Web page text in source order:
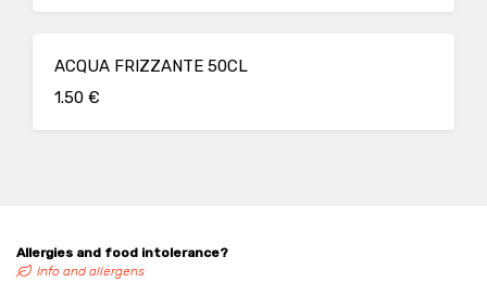
ACQUA FRIZZANTE 50CL
1.50 €
Allergies and food intolerance?
Info and allergens